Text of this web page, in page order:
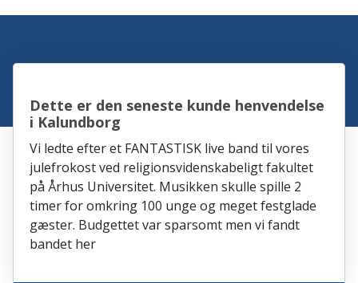
Dette er den seneste kunde henvendelse
i Kalundborg
Vi ledte efter et FANTASTISK live band til vores
julefrokost ved religionsvidenskabeligt fakultet
på Århus Universitet. Musikken skulle spille 2
timer for omkring 100 unge og meget festglade
gæster. Budgettet var sparsomt men vi fandt
bandet her